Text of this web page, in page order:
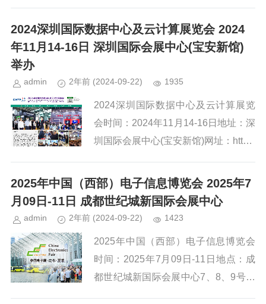
创新举措，旨在促进数据产业的高质量
发展。以下是对这些新业态、新产...
2024深圳国际数据中心及云计算展览会 2024
年11月14-16日 深圳国际会展中心(宝安新馆)
举办
admin 2年前 (2024-09-22) 1935
2024深圳国际数据中心及云计算展览
会时间：2024年11月14-16日地址：深
圳国际会展中心(宝安新馆)网址：http://
商用的持续推进，云计算...
2025年中国（西部）电子信息博览会 2025年7
月09日-11日 成都世纪城新国际会展中心
admin 2年前 (2024-09-22) 1423
2025年中国（西部）电子信息博览会
时间：2025年7月09日-11日地点：成
都世纪城新国际会展中心7、8、9号馆